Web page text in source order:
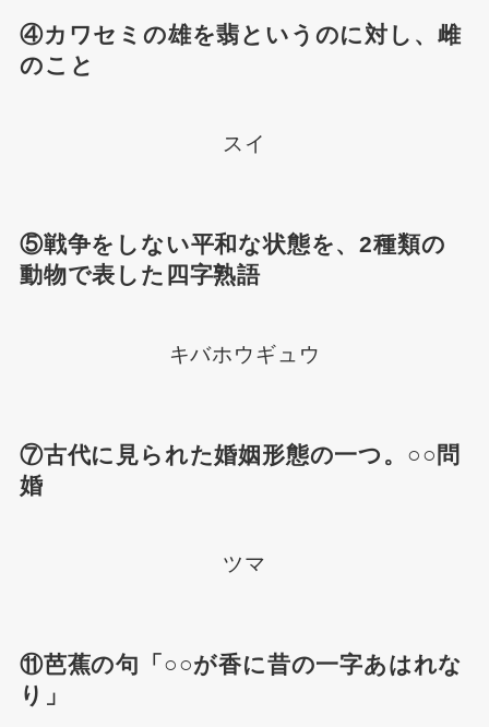
④カワセミの雄を翡というのに対し、雌
のこと
スイ
⑤戦争をしない平和な状態を、2種類の
動物で表した四字熟語
キバホウギュウ
⑦古代に見られた婚姻形態の一つ。○○問
婚
ツマ
⑪芭蕉の句「○○が香に昔の一字あはれな
り」